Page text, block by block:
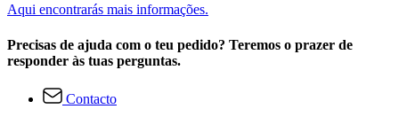
Aqui encontrarás mais informações.
Precisas de ajuda com o teu pedido? Teremos o prazer de
responder às tuas perguntas.
Contacto